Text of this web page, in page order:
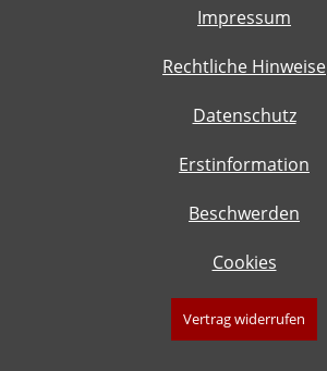
Impressum
Rechtliche Hinweise
Datenschutz
Erstinformation
Beschwerden
Cookies
Vertrag widerrufen